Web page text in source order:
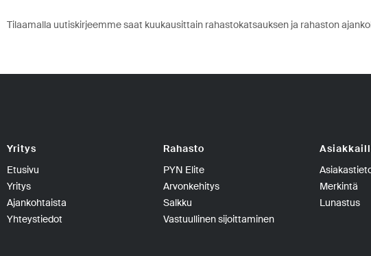
Tilaamalla uutiskirjeemme saat kuukausittain rahastokatsauksen ja rahaston
Yritys
Etusivu
Yritys
Ajankohtaista
Yhteystiedot
Rahasto
PYN Elite
Arvonkehitys
Salkku
Vastuullinen sijoittaminen
Merkintä
Lunastus